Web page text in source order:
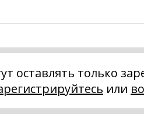
оставлять только
или